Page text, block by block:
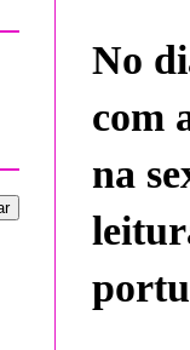
No
com
na